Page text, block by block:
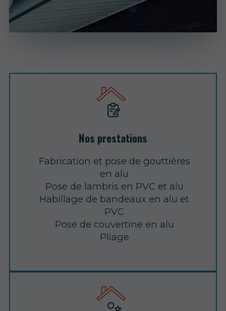
Nos prestations
Fabrication et pose de gouttières
en alu
Pose de lambris en PVC et alu
Habillage de bandeaux en alu et
PVC
Pose de couvertine en alu
Pliage